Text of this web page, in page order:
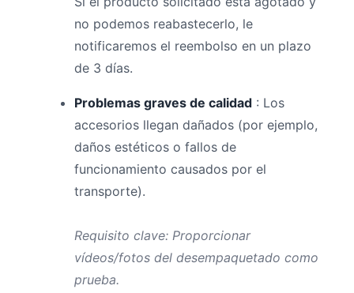
no podemos reabastecerlo, le
notificaremos el reembolso en un plazo
de 3 días.
Problemas graves de calidad : Los
accesorios llegan dañados (por ejemplo,
daños estéticos o fallos de
funcionamiento causados ​​por el
transporte).
Requisito clave: Proporcionar
vídeos/fotos del desempaquetado como
prueba.